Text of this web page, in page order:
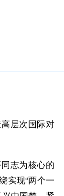
层次国际对
志为核心的
实现“两个一